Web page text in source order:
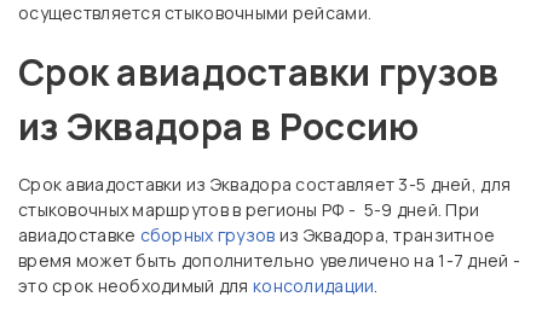
осуществляется стыковочными рейсами.
Срок авиадоставки грузов
из Эквадора в Россию
Срок авиадоставки из Эквадора составляет 3-5 дней, для
стыковочных маршрутов в регионы РФ - 5-9 дней. При
авиадоставке сборных грузов из Эквадора, транзитное
время может быть дополнительно увеличено на 1-7 дней -
это срок необходимый для консолидации.